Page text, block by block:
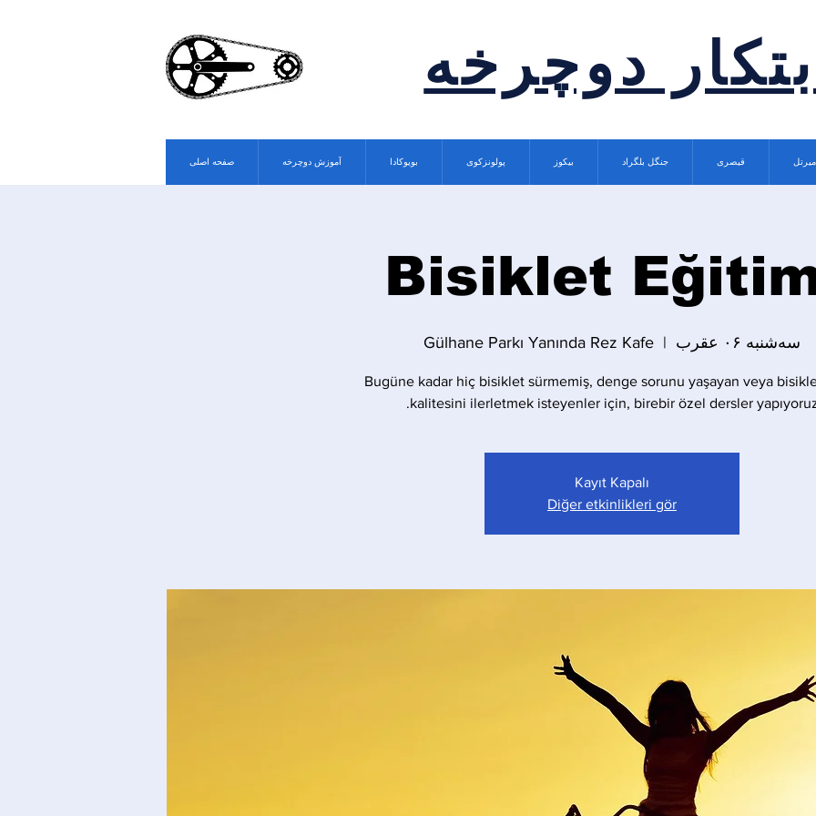
دوچرخه
صفحه اصلی آموزش دوچرخه بویوکادا پولونزکوی بیکوز جنگل بلگراد قیصری میرتل
Bisiklet
سه‌شنبه ۰۶ عقرب
  |
Gülhane Parkı Yanında Rez Kafe
Bugüne kadar hiç bisiklet sürmemiş, denge sorunu yaşayan veya
kalitesini ilerletmek isteyenler için, birebir özel dersler
Kayıt Kapalı
Diğer etkinlikleri gör